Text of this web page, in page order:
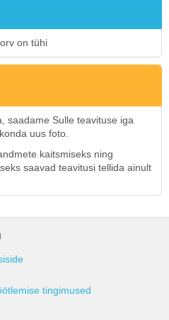
on tühi
saadame Sulle teavituse iga
uus foto.
kaitsmiseks ning
saavad teavitusi tellida ainult
tingimused